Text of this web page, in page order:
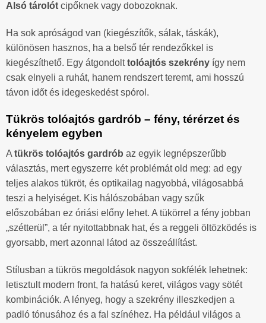
Alsó tárolót cipőknek vagy dobozoknak.
Ha sok apróságod van (kiegészítők, sálak, táskák),
különösen hasznos, ha a belső tér rendezőkkel is
kiegészíthető. Egy átgondolttolóajtós szekrény így nem
csak elnyeli a ruhát, hanem rendszert teremt, ami hosszú
távon időt és idegeskedést spórol.
Tükrös tolóajtós gardrób – fény, térérzet és
kényelem egyben
Atükrös tolóajtós gardrób az egyik legnépszerűbb
választás, mert egyszerre két problémát old meg: ad egy
teljes alakos tükröt, és optikailag nagyobbá, világosabbá
teszi a helyiséget. Kis hálószobában vagy szűk
előszobában ez óriási előny lehet. A tükörrel a fény jobban
„szétterül”, a tér nyitottabbnak hat, és a reggeli öltözködés is
gyorsabb, mert azonnal látod az összeállítást.
Stílusban a tükrös megoldások nagyon sokfélék lehetnek:
letisztult modern front, fa hatású keret, világos vagy sötét
kombinációk. A lényeg, hogy a szekrény illeszkedjen a
padló tónusához és a fal színéhez. Ha például világos a